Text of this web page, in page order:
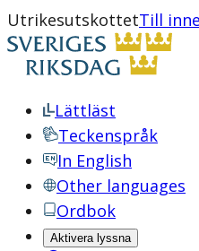
UtrikesutskottetTill
Lättläst
Teckenspråk
In English
Other languages
Ordbok
Aktivera lyssna